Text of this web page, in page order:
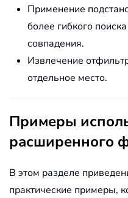
Применение
более гибкого
совпадения.
Извлечение
отдельное место.
Примеры
расширенного
В этом разделе
практические примеры,